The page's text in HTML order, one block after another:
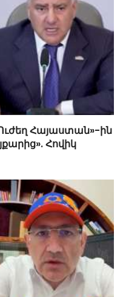
Հայաստան»-ին
Հովիկ